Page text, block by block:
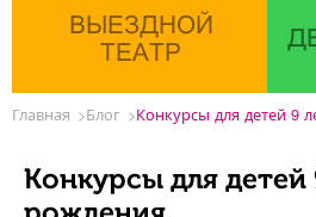
ВЫЕЗДНОЙ
ТЕАТР
Главная Блог Конкурсы для детей 9
Конкурсы для детей